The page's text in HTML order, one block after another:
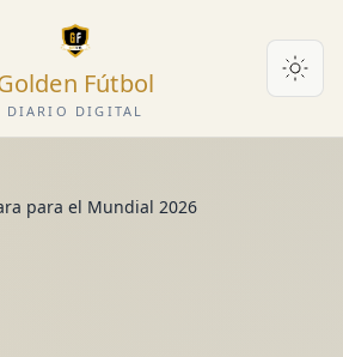
Fútbol
DIARIO DIGITAL
para el Mundial 2026